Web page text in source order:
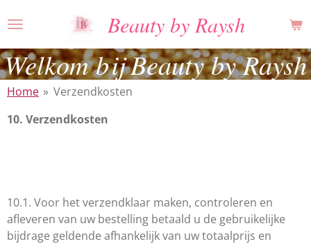
direct
naar
de
hoofdinhoud
Beauty by Raysh
Welkom bij Beauty by Raysh
Home » Verzendkosten
10. Verzendkosten
10.1. Voor het verzendklaar maken, controleren en
afleveren van uw bestelling betaald u de gebruikelijke
bijdrage geldende afhankelijk van uw totaalprijs en